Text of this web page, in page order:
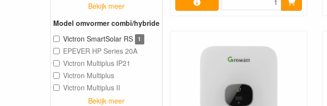
Bekijk meer
Model omvormer combi/hybride
Victron SmartSolar RS
1
EPEVER HP Series 20A
Victron Multiplus IP21
Victron Multiplus
Victron Multiplus II
Bekijk meer